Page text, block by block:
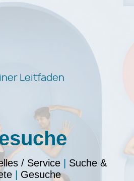
Leitfaden
/ Service
Suche &
| Gesuche